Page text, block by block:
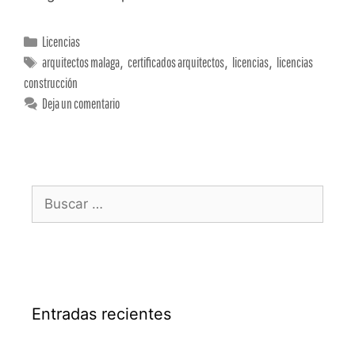
Licencias
arquitectos malaga,certificados arquitectos, licencias, licencias
construcción
Deja un comentario
Entradas recientes